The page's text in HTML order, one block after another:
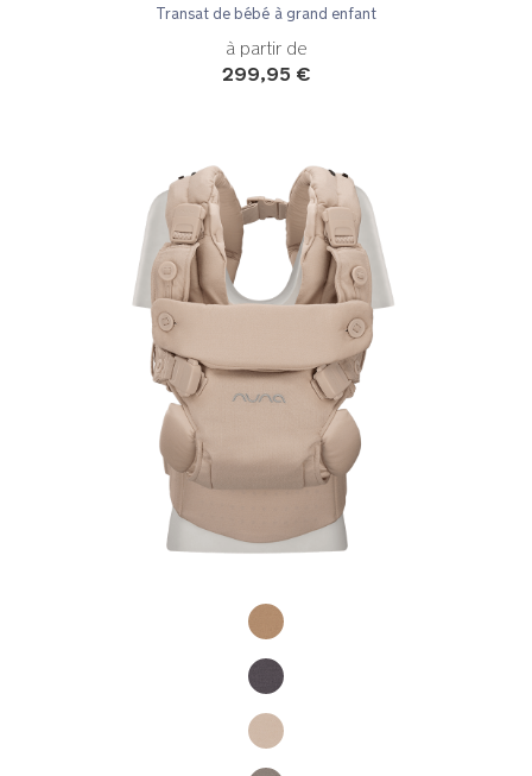
Transat de bébé à grand enfant
à partir de
299,95 €